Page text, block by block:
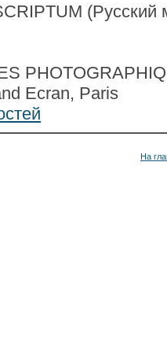
(Русский
Ecran, Paris
На